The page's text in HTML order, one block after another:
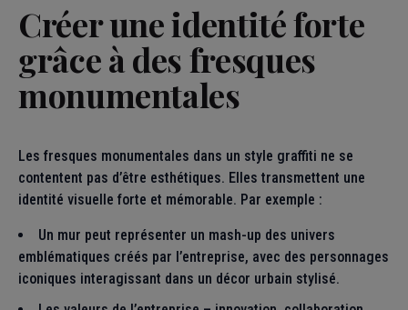
Créer une identité forte
grâce à des fresques
monumentales
Les fresques monumentales dans un style graffiti ne se
contentent pas d’être esthétiques. Elles transmettent une
identité visuelle forte et mémorable. Par exemple :
Un mur peut représenter un mash-up des univers
emblématiques créés par l’entreprise, avec des personnages
iconiques interagissant dans un décor urbain stylisé.